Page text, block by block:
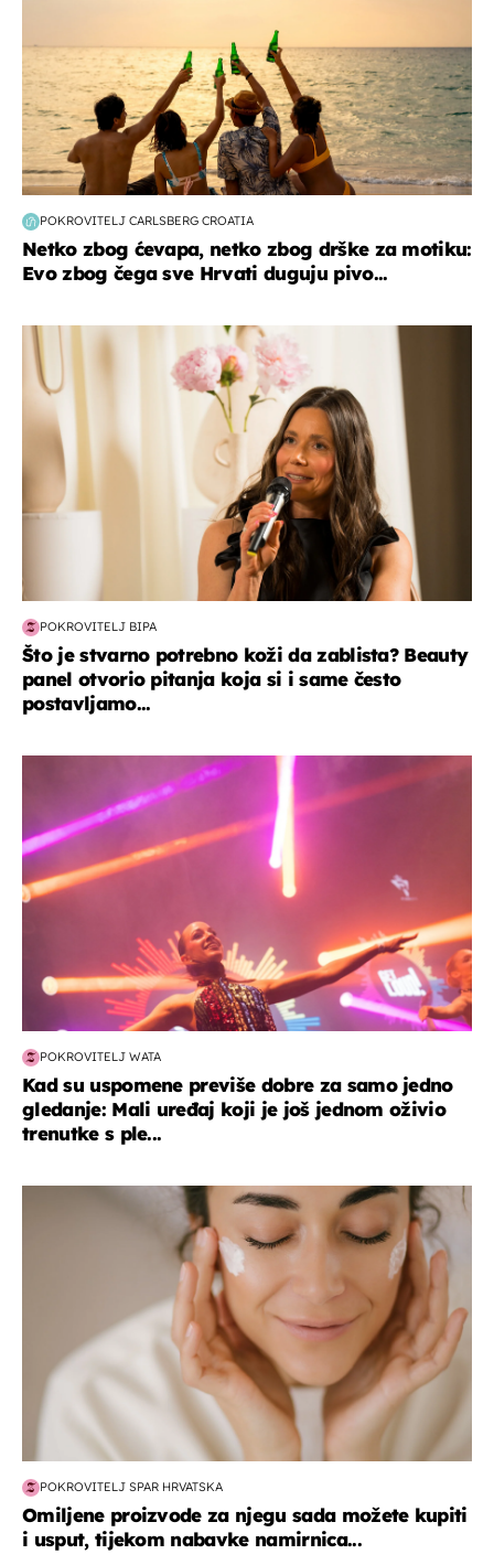
POKROVITELJ CARLSBERG CROATIA
Netko zbog ćevapa, netko zbog drške za motiku:
Evo zbog čega sve Hrvati duguju pivo...
moda & ljepota
POKROVITELJ BIPA
Što je stvarno potrebno koži da zablista? Beauty
panel otvorio pitanja koja si i same često
postavljamo...
POKROVITELJ WATA
Kad su uspomene previše dobre za samo jedno
gledanje: Mali uređaj koji je još jednom oživio
trenutke s ple...
moda & ljepota
POKROVITELJ SPAR HRVATSKA
Omiljene proizvode za njegu sada možete kupiti
i usput, tijekom nabavke namirnica...